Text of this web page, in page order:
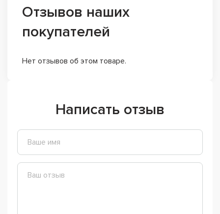
Отзывов наших
покупателей
Нет отзывов об этом товаре.
Написать отзыв